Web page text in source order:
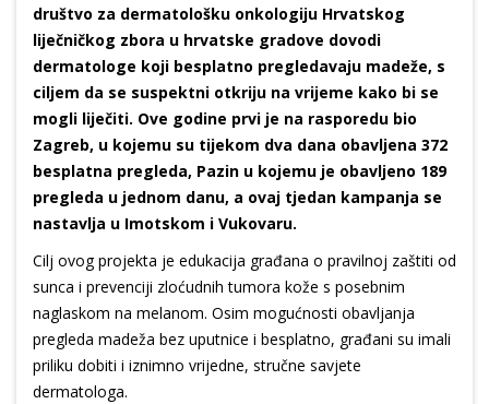
društvo za dermatološku onkologiju Hrvatskog
liječničkog zbora u hrvatske gradove dovodi
dermatologe koji besplatno pregledavaju madeže, s
ciljem da se suspektni otkriju na vrijeme kako bi se
mogli liječiti. Ove godine prvi je na rasporedu bio
Zagreb, u kojemu su tijekom dva dana obavljena 372
besplatna pregleda, Pazin u kojemu je obavljeno 189
pregleda u jednom danu, a ovaj tjedan kampanja se
nastavlja u Imotskom i Vukovaru.
Cilj ovog projekta je edukacija građana o pravilnoj zaštiti od
sunca i prevenciji zloćudnih tumora kože s posebnim
naglaskom na melanom. Osim mogućnosti obavljanja
pregleda madeža bez uputnice i besplatno, građani su imali
priliku dobiti i iznimno vrijedne, stručne savjete
dermatologa.